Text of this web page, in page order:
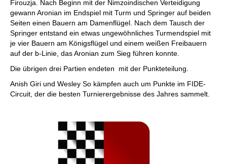
Firouzja. Nach Beginn mit der Nimzoindischen Verteidigung
gewann Aronian im Endspiel mit Turm und Springer auf beiden
Seiten einen Bauern am Damenflügel. Nach dem Tausch der
Springer entstand ein etwas ungewöhnliches Turmendspiel mit
je vier Bauern am Königsflügel und einem weißen Freibauern
auf der b-Linie, das Aronian zum Sieg führen konnte.
Die übrigen drei Partien endeten mit der Punkteteilung.
Anish Giri und Wesley So kämpfen auch um Punkte im FIDE-
Circuit, der die besten Turnierergebnisse des Jahres sammelt.